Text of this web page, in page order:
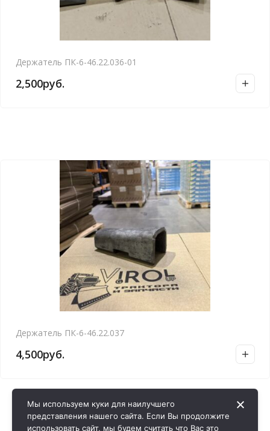
Держатель ПК-6-46.22.036-01
2,500руб.
Держатель ПК-6-46.22.037
4,500руб.
Мы используем куки для наилучшего
представления нашего сайта. Если Вы продолжите
использовать сайт, мы будем считать что Вас это